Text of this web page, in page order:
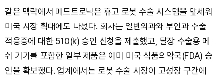
같은 맥락에서 메드트로닉은 휴고 로봇 수술 시스템을 앞세워
미국 시장 확대에도 나섰다. 회사는 일반외과와 부인과 수술
적응증에 대한 510(k) 승인 신청을 제출했고, 탈장 수술용 메
쉬 기기를 포함한 일부 제품은 이미 미국 식품의약국(FDA) 승
인을 확보했다. 업계에서는 로봇 수술 시장이 고성장 구간에